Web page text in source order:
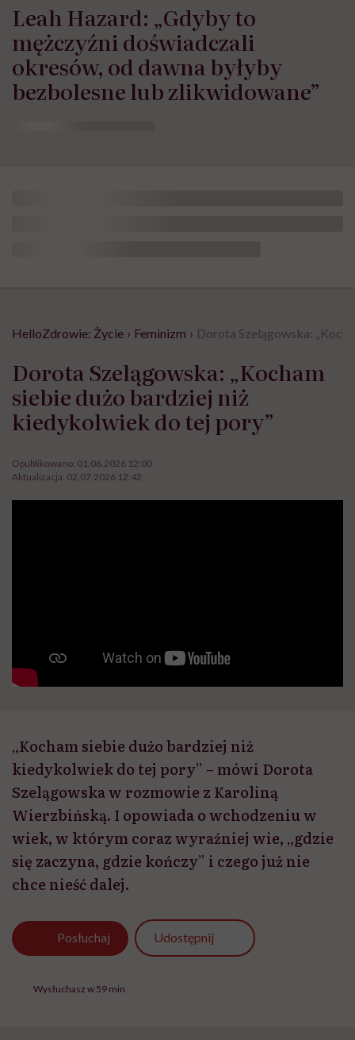
Leah Hazard: „Gdyby to
mężczyźni doświadczali
okresów, od dawna byłyby
bezbolesne lub zlikwidowane”
HelloZdrowie: Życie › Feminizm › Dorota Szelągowska:
Dorota Szelągowska: „Kocham
siebie dużo bardziej niż
kiedykolwiek do tej pory”
Opublikowano: 01.06.2026 12:00
Aktualizacja: 02.07.2026 12:42
„Kocham siebie dużo bardziej niż
kiedykolwiek do tej pory” – mówi Dorota
Szelągowska w rozmowie z Karoliną
Wierzbińską. I opowiada o wchodzeniu w
wiek, w którym coraz wyraźniej wie, „gdzie
się zaczyna, gdzie kończy” i czego już nie
chce nieść dalej.
Posłuchaj Udostępnij
Wysłuchasz w 59 min